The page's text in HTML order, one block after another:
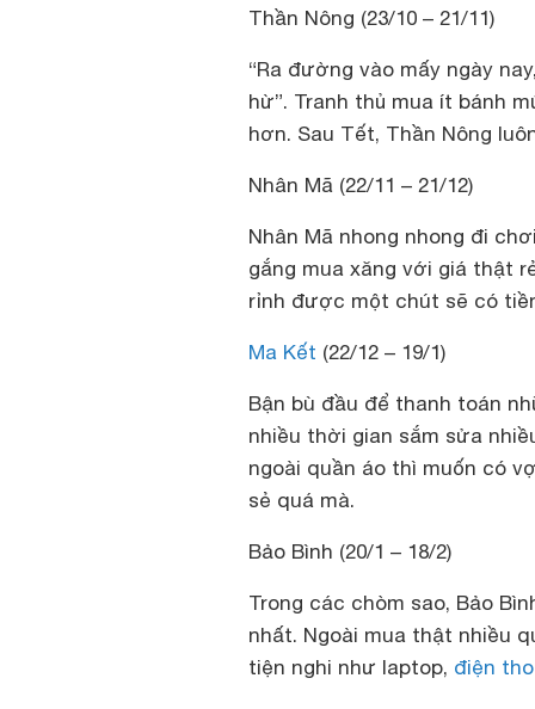
Thần Nông (23/10 – 21/11)
“Ra đường vào mấy ngày
hừ”. Tranh thủ mua ít bánh
hơn. Sau Tết, Thần Nông
Nhân Mã (22/11 – 21/12)
Nhân Mã nhong nhong đi
gắng mua xăng với giá thật
rỉnh được một chút sẽ có
Ma Kết (22/12 – 19/1)
Bận bù đầu để thanh toán
nhiều thời gian sắm sửa
ngoài quần áo thì muốn có
sẻ quá mà.
Bảo Bình (20/1 – 18/2)
Trong các chòm sao, Bảo
nhất. Ngoài mua thật nhiều
tiện nghi như laptop, điện